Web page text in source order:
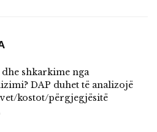
shkarkime nga
DAP duhet të analizojë
kostot/përgjegjësitë